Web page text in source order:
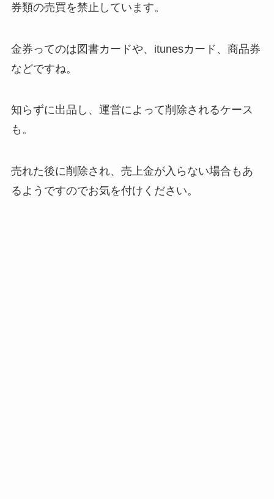
券類の売買を禁止しています。
金券ってのは図書カードや、itunesカード、商品券
などですね。
知らずに出品し、運営によって削除されるケース
も。
売れた後に削除され、売上金が入らない場合もあ
るようですのでお気を付けください。